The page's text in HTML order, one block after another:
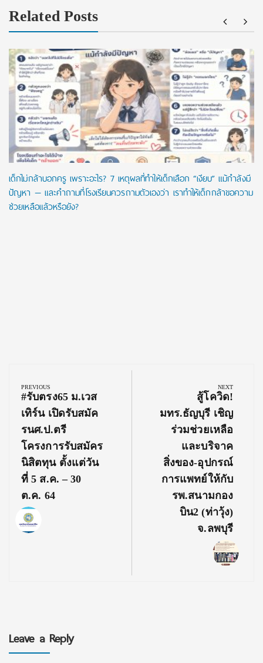
Related Posts
เด็กไม่กล้าบอกครู เพราะอะไร? 7 เหตุผลที่ทำให้เด็กเลือก “เงียบ” แม้กำลังมี
ปัญหา — และคำถามที่โรงเรียนควรถามตัวเองว่า เราทำให้เด็กกล้าขอความ
ช่วยเหลือแล้วหรือยัง?
navigation
PREVIOUS
Previous
Post:
#รับตรง65 ม.เวส
เทิร์น เปิดรับสมัค
รนศ.ป.ตรี
โครงการรับสมัคร
นิสิตทุน ตั้งแต่วัน
ที่ 5 ส.ค. – 30
ต.ค. 64
NEXT
Next
Post:
สู้โควิด!
มทร.ธัญบุรี เชิญ
ร่วมช่วยเหลือ
และบริจาค
สิ่งของ-อุปกรณ์
การแพทย์ให้กับ
รพ.สนามกอง
บิน2 (ท่าวุ้ง)
จ.ลพบุรี
Leave a Reply